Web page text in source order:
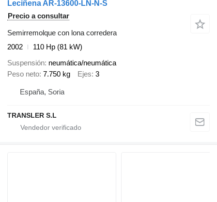
Leciñena AR-13600-LN-N-S
Precio a consultar
Semirremolque con lona corredera
2002
110 Hp (81 kW)
Suspensión neumática/neumática
Peso neto 7.750 kg Ejes 3
España, Soria
TRANSLER S.L